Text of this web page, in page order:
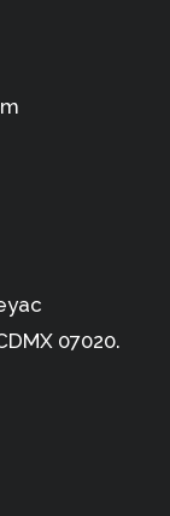
07020.